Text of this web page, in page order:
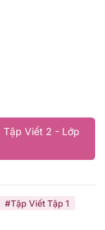
Tập Viết 2 - Lớp
#Tập Viết Tập 1